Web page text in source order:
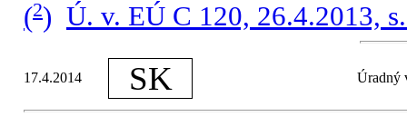
(2) Ú. v. EÚ C 120, 26.4.2013,
17.4.2014 SK Úradný